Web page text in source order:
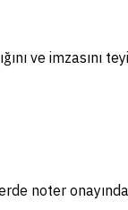
ve
noter